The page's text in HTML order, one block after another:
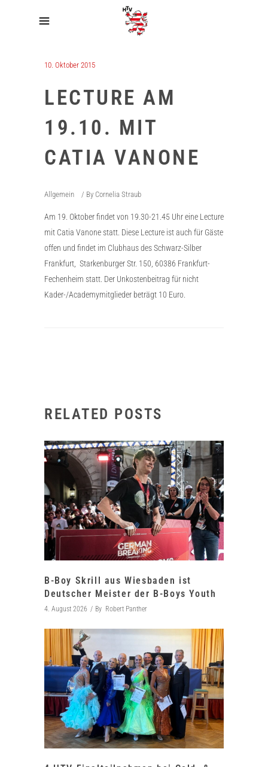
10. Oktober 2015
LECTURE AM
19.10. MIT
CATIA VANONE
Allgemein By Cornelia Straub
Am 19. Oktober findet von 19.30-21.45 Uhr eine Lecture
mit Catia Vanone statt. Diese Lecture ist auch für Gäste
offen und findet im Clubhaus des Schwarz-Silber
Frankfurt, Starkenburger Str. 150, 60386 Frankfurt-
Fechenheim statt. Der Unkostenbeitrag für nicht
Kader-/Academymitglieder beträgt 10 Euro.
RELATED POSTS
B-Boy Skrill aus Wiesbaden ist
Deutscher Meister der B-Boys Youth
4. August 2026 By Robert Panther